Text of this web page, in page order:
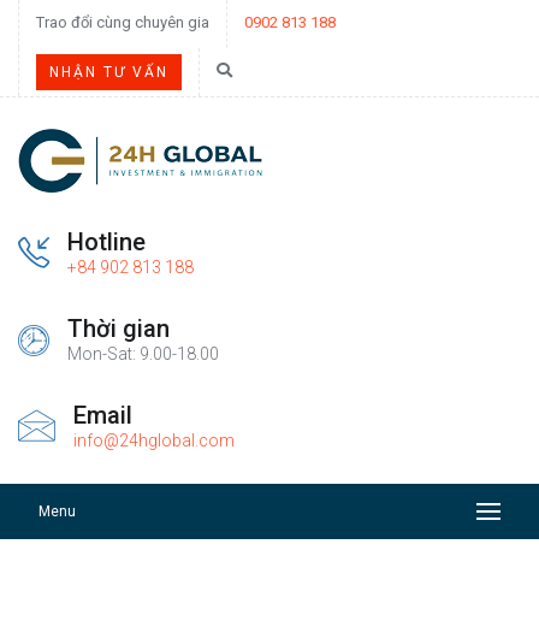
Trao đổi cùng chuyên gia 0902 813 188
NHẬN TƯ VẤN
Hotline
+84 902 813 188
Thời gian
Mon-Sat: 9.00-18.00
Email
info@24hglobal.com
Menu